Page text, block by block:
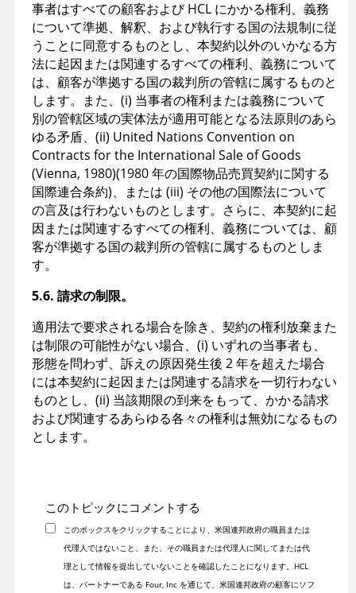
事者はすべての顧客および HCL にかかる権利、義務
について準拠、解釈、および執行する国の法規制に従
うことに同意するものとし、本契約以外のいかなる方
法に起因または関連するすべての権利、義務について
は、顧客が準拠する国の裁判所の管轄に属するものと
します。また、(i) 当事者の権利または義務について
別の管轄区域の実体法が適用可能となる法原則のあら
ゆる矛盾、(ii) United Nations Convention on
Contracts for the International Sale of Goods
(Vienna, 1980)(1980 年の国際物品売買契約に関する
国際連合条約)、または (iii) その他の国際法について
の言及は行わないものとします。さらに、本契約に起
因または関連するすべての権利、義務については、顧
客が準拠する国の裁判所の管轄に属するものとしま
す。
5.6. 請求の制限。
適用法で要求される場合を除き、契約の権利放棄また
は制限の可能性がない場合、(i) いずれの当事者も、
形態を問わず、訴えの原因発生後 2 年を超えた場合
には本契約に起因または関連する請求を一切行わない
ものとし、(ii) 当該期限の到来をもって、かかる請求
および関連するあらゆる各々の権利は無効になるもの
とします。
このトピックにコメントする
このボックスをクリックすることにより、米国連邦政府の職員または
代理人ではないこと、また、その職員または代理人に関してまたは代
理として情報を提出していないことを確認したことになります。HCL
は、パートナーである Four, Inc を通じて、米国連邦政府の顧客にソフ